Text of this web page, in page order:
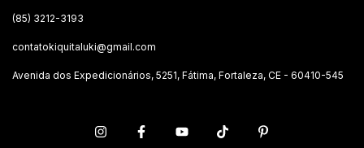
(85) 3212-3193
contatokiquitaluki@gmail.com
Avenida dos Expedicionários, 5251, Fátima, Fortaleza, CE - 60410-545